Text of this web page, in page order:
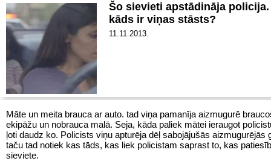
Šo sievieti apstādināja policija.
kāds ir viņas stāsts?
11.11.2013.
Māte un meita brauca ar auto. tad viņa pamanīja aizmugurē
ekipāžu un nobrauca malā. Seja, kāda paliek mātei ieraugot
ļoti daudz ko. Policists viņu apturēja dēļ sabojājušās aizmugurējās
taču tad notiek kas tāds, kas liek policistam saprast to, kas
sieviete.